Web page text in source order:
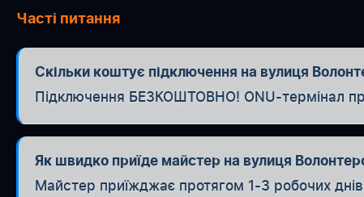
Часті питання
Скільки коштує підключення на вулиця
Підключення БЕЗКОШТОВНО! ONU-термінал
Як швидко приїде майстер на вулиця
Майстер приїжджає протягом 1-3 робочих